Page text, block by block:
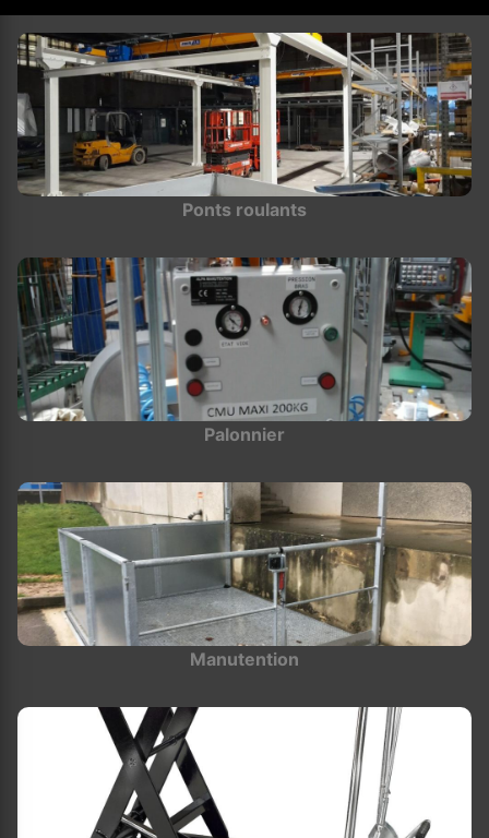
Ponts roulants
Palonnier
Manutention